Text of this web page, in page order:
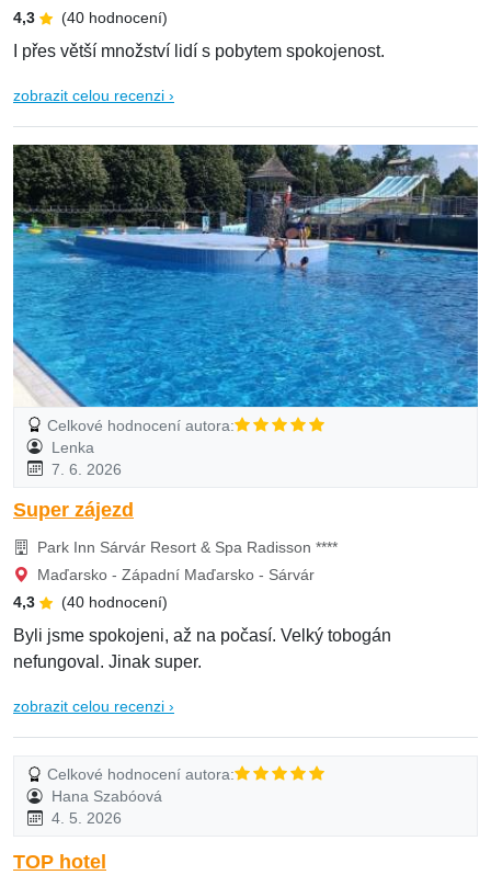
4,3
(40 hodnocení)
I přes větší množství lidí s pobytem spokojenost.
zobrazit celou recenzi ›
Celkové hodnocení autora:
Lenka
7. 6. 2026
Super zájezd
Park Inn Sárvár Resort & Spa Radisson ****
Maďarsko - Západní Maďarsko - Sárvár
4,3
(40 hodnocení)
Byli jsme spokojeni, až na počasí. Velký tobogán
nefungoval. Jinak super.
zobrazit celou recenzi ›
Celkové hodnocení autora:
Hana Szabóová
4. 5. 2026
TOP hotel